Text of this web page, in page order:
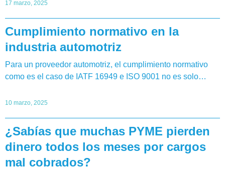
17 marzo, 2025
Cumplimiento normativo en la
industria automotriz
Para un proveedor automotriz, el cumplimiento normativo
como es el caso de IATF 16949 e ISO 9001 no es solo…
10 marzo, 2025
¿Sabías que muchas PYME pierden
dinero todos los meses por cargos
mal cobrados?